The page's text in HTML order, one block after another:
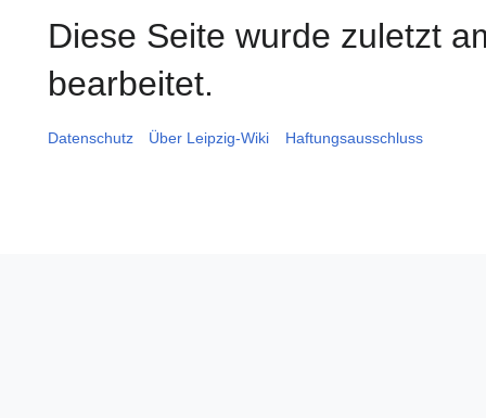
Diese Seite wurde zuletzt
bearbeitet.
Datenschutz Über Leipzig-Wiki Haftungsausschluss